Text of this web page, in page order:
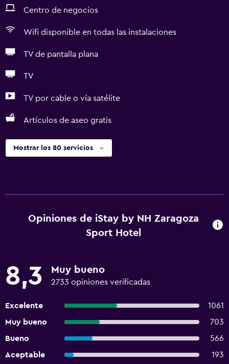
Centro de negocios
Wifi disponible en todas las instalaciones
TV de pantalla plana
TV
TV por cable o vía satélite
Artículos de aseo gratis
Mostrar los 80 servicios
Opiniones de iStay by NH Zaragoza
Sport Hotel
8,3 Muy bueno
2733 opiniones verificadas
Excelente
1061
Muy bueno
703
Bueno
566
Aceptable
193